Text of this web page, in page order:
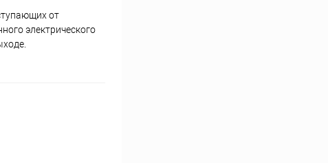
от
электрического